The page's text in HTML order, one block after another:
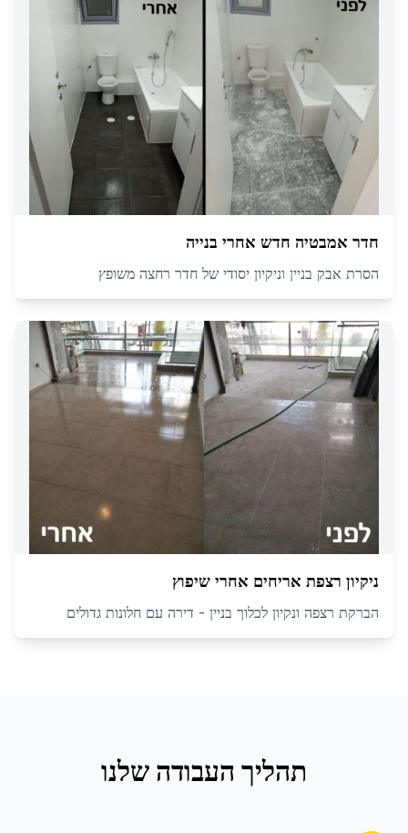
חדר אמבטיה חדש אחרי בנייה
הסרת אבק בניין וניקיון יסודי של חדר רחצה משופץ
ניקיון רצפת אריחים אחרי שיפוץ
הברקת רצפה ונקיון לכלוך בניין - דירה עם חלונות גדולים
תהליך העבודה שלנו